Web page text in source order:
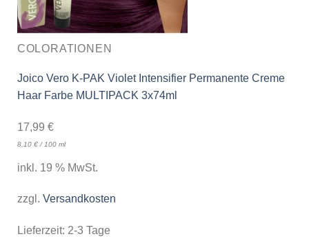
COLORATIONEN
Joico Vero K-PAK Violet Intensifier Permanente Creme
Haar Farbe MULTIPACK 3x74ml
17,99 €
8,10 €/ 100 ml
inkl. 19 % MwSt.
zzgl. Versandkosten
Lieferzeit: 2-3 Tage